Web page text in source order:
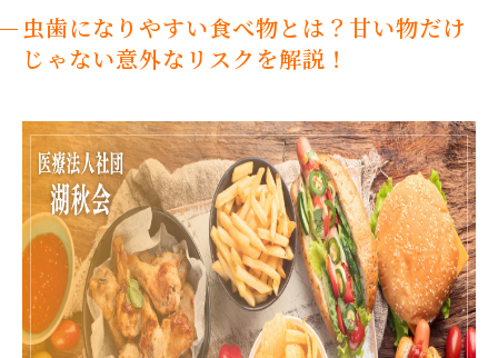
虫歯になりやすい食べ物とは？甘い物だけ
じゃない意外なリスクを解説！